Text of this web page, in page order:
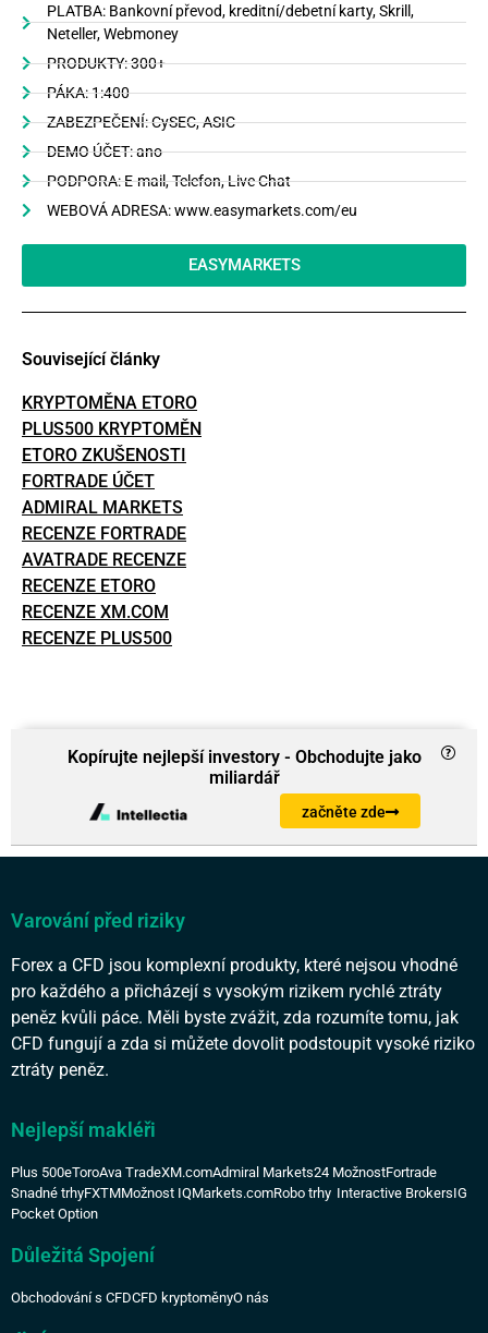
PLATBA: Bankovní převod, kreditní/debetní karty, Skrill,
Neteller, Webmoney
PRODUKTY: 300+
PÁKA: 1:400
ZABEZPEČENÍ: CySEC, ASIC
DEMO ÚČET: ano
PODPORA: E-mail, Telefon, Live Chat
WEBOVÁ ADRESA: www.easymarkets.com/eu
EASYMARKETS
Související články
KRYPTOMĚNA ETORO
PLUS500 KRYPTOMĚN
ETORO ZKUŠENOSTI
FORTRADE ÚČET
ADMIRAL MARKETS
RECENZE FORTRADE
AVATRADE RECENZE
RECENZE ETORO
RECENZE XM.COM
RECENZE PLUS500
Kopírujte nejlepší investory - Obchodujte jako
miliardář
začněte zde
Varování před riziky
Forex a CFD jsou komplexní produkty, které nejsou vhodné
pro každého a přicházejí s vysokým rizikem rychlé ztráty
peněz kvůli páce. Měli byste zvážit, zda rozumíte tomu, jak
CFD fungují a zda si můžete dovolit podstoupit vysoké riziko
ztráty peněz.
Nejlepší makléři
Plus 500eToroAva TradeXM.comAdmiral Markets24 MožnostFortrade
Snadné trhyFXTMMožnost IQMarkets.comRobo trhy Interactive BrokersIG
Pocket Option
Důležitá Spojení
Obchodování s CFDCFD kryptoměnyO nás